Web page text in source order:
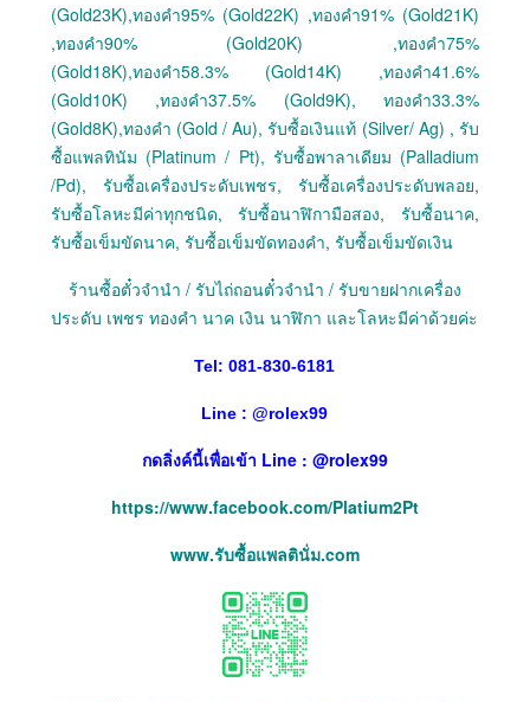
(Gold23K),ทองคำ95% (Gold22K) ,ทองคำ91% (Gold21K)
,ทองคำ90% (Gold20K) ,ทองคำ75%
(Gold18K),ทองคำ58.3% (Gold14K) ,ทองคำ41.6%
(Gold10K) ,ทองคำ37.5% (Gold9K), ทองคำ33.3%
(Gold8K),ทองคำ (Gold / Au), รับซื้อเงินแท้ (Silver/ Ag) , รับ
ซื้อแพลทินัม (Platinum / Pt), รับซื้อพาลาเดียม (Palladium
/Pd), รับซื้อเครื่องประดับเพชร, รับซื้อเครื่องประดับพลอย,
รับซื้อโลหะมีค่าทุกชนิด, รับซื้อนาฬิกามือสอง, รับซื้อนาค,
รับซื้อเข็มขัดนาค, รับซื้อเข็มขัดทองคำ, รับซื้อเข็มขัดเงิน
ร้านซื้อตั๋วจำนำ / รับไถ่ถอนตั๋วจำนำ / รับขายฝากเครื่อง
ประดับ เพชร ทองคำ นาค เงิน นาฬิกา และโลหะมีค่าด้วยค่ะ
Tel: 081-830-6181
Line : @rolex99
กดลิ่งค์นี้เพื่อเข้า Line : @rolex99
https://www.facebook.com/Platium2Pt
www.รับซื้อแพลตินั่ม.com